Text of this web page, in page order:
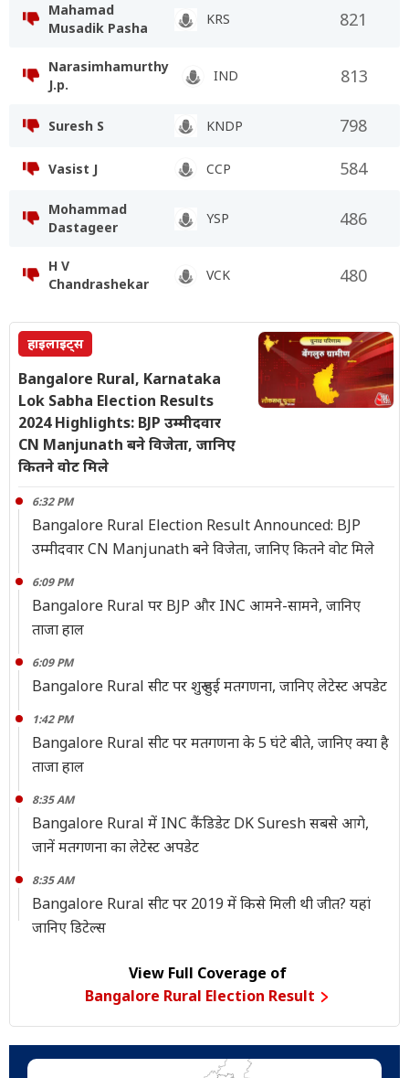
Mahamad
Musadik Pasha
KRS 821
Narasimhamurthy
J.p.
IND 813
Suresh S KNDP 798
Vasist J CCP 584
Mohammad
Dastageer
YSP 486
H V
Chandrashekar
VCK 480
हाइलाइट्स
Bangalore Rural, Karnataka
Lok Sabha Election Results
2024 Highlights: BJP उम्मीदवार
CN Manjunath बने विजेता, जानिए
कितने वोट मिले
6:32 PM
Bangalore Rural Election Result Announced: BJP
उम्मीदवार CN Manjunath बने विजेता, जानिए कितने वोट मिले
6:09 PM
Bangalore Rural पर BJP और INC आमने-सामने, जानिए
ताजा हाल
6:09 PM
Bangalore Rural सीट पर शुरू हुई मतगणना, जानिए लेटेस्ट अपडेट
1:42 PM
Bangalore Rural सीट पर मतगणना के 5 घंटे बीते, जानिए क्या है
ताजा हाल
8:35 AM
Bangalore Rural में INC कैंडिडेट DK Suresh सबसे आगे,
जानें मतगणना का लेटेस्ट अपडेट
8:35 AM
Bangalore Rural सीट पर 2019 में किसे मिली थी जीत? यहां
जानिए डिटेल्स
View Full Coverage of
Bangalore Rural Election Result